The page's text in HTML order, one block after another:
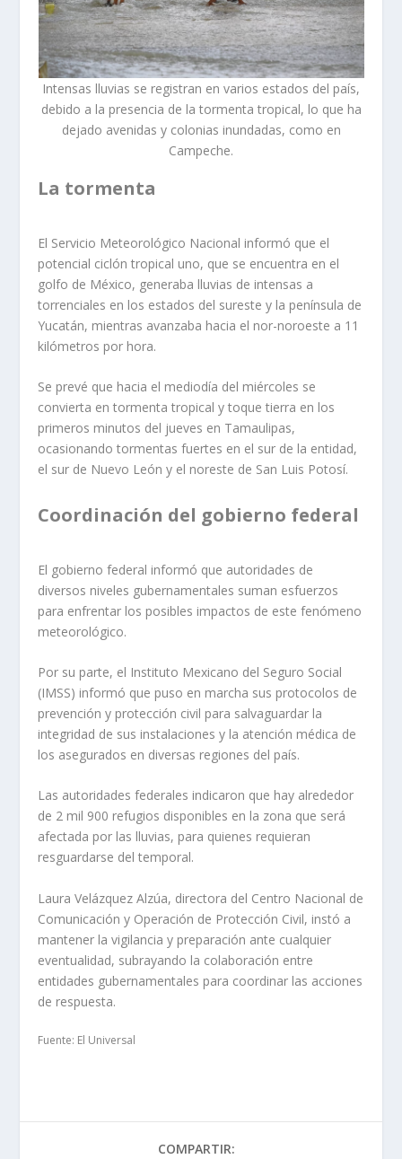
Intensas lluvias se registran en varios estados del país,
debido a la presencia de la tormenta tropical, lo que ha
dejado avenidas y colonias inundadas, como en
Campeche.
La tormenta
El Servicio Meteorológico Nacional informó que el
potencial ciclón tropical uno, que se encuentra en el
golfo de México, generaba lluvias de intensas a
torrenciales en los estados del sureste y la península de
Yucatán, mientras avanzaba hacia el nor-noroeste a 11
kilómetros por hora.
Se prevé que hacia el mediodía del miércoles se
convierta en tormenta tropical y toque tierra en los
primeros minutos del jueves en Tamaulipas,
ocasionando tormentas fuertes en el sur de la entidad,
el sur de Nuevo León y el noreste de San Luis Potosí.
Coordinación del gobierno federal
El gobierno federal informó que autoridades de
diversos niveles gubernamentales suman esfuerzos
para enfrentar los posibles impactos de este fenómeno
meteorológico.
Por su parte, el Instituto Mexicano del Seguro Social
(IMSS) informó que puso en marcha sus protocolos de
prevención y protección civil para salvaguardar la
integridad de sus instalaciones y la atención médica de
los asegurados en diversas regiones del país.
Las autoridades federales indicaron que hay alrededor
de 2 mil 900 refugios disponibles en la zona que será
afectada por las lluvias, para quienes requieran
resguardarse del temporal.
Laura Velázquez Alzúa, directora del Centro Nacional de
Comunicación y Operación de Protección Civil, instó a
mantener la vigilancia y preparación ante cualquier
eventualidad, subrayando la colaboración entre
entidades gubernamentales para coordinar las acciones
de respuesta.
Fuente: El Universal
COMPARTIR: